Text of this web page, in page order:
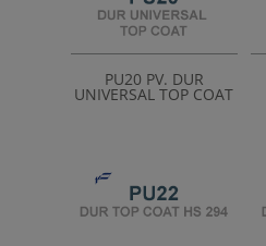
PU20 PV. DUR
UNIVERSAL TOP COAT